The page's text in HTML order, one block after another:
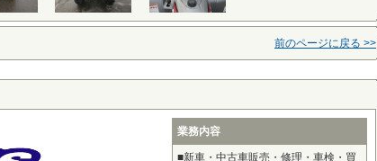
前のページに戻る >>
業務内容
■新車・中古車販売・修理・車検・買